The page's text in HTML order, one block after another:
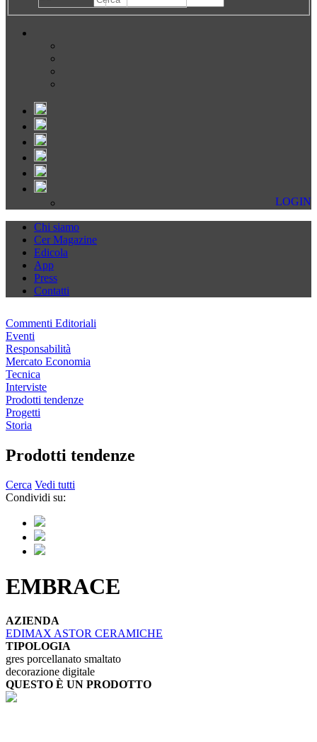
LOGIN
Chi siamo
Cer Magazine
Edicola
App
Press
Contatti
Commenti Editoriali
Eventi
Responsabilità
Mercato Economia
Tecnica
Interviste
Prodotti tendenze
Progetti
Storia
Prodotti tendenze
Cerca Vedi tutti
Condividi su:
EMBRACE
AZIENDA
EDIMAX ASTOR CERAMICHE
TIPOLOGIA
gres porcellanato smaltato
decorazione digitale
QUESTO È UN PRODOTTO